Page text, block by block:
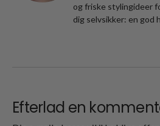
og friske stylingideer
dig selvsikker: en god
Efterlad en